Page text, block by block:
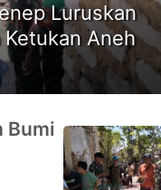
Luruskan
Aneh
Bumi